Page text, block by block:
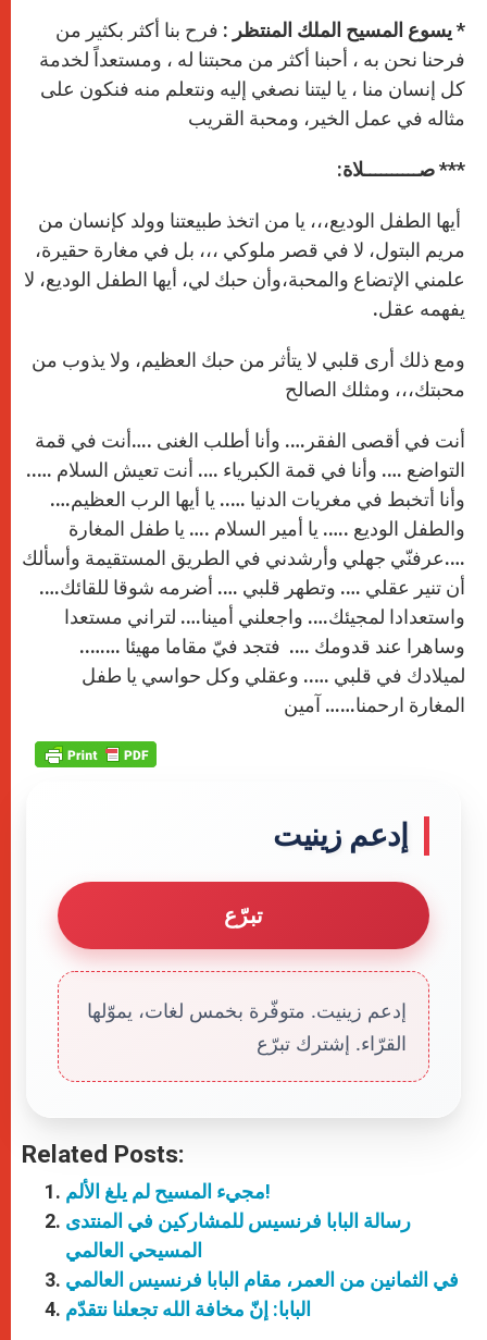
*يسوع المسيح الملك المنتظر : فرح بنا أكثر بكثير من
فرحنا نحن به ، أحبنا أكثر من محبتنا له ، ومستعداً لخدمة
كل إنسان منا ، يا ليتنا نصغي إليه ونتعلم منه فنكون على
مثاله في عمل الخير، ومحبة القريب
***صــــــــــلاة:
أيها الطفل الوديع،،، يا من اتخذ طبيعتنا وولد كإنسان من
مريم البتول، لا في قصر ملوكي ،،، بل في مغارة حقيرة،
علمني الإتضاع والمحبة،وأن حبك لي، أيها الطفل الوديع، لا
يفهمه عقل.
ومع ذلك أرى قلبي لا يتأثر من حبك العظيم، ولا يذوب من
محبتك،،، ومثلك الصالح
أنت في أقصى الفقر…. وأنا أطلب الغنى .…أنت في قمة
التواضع …. وأنا في قمة الكبرياء …. أنت تعيش السلام …..
وأنا أتخبط في مغريات الدنيا ….. يا أيها الرب العظيم….
والطفل الوديع .…. يا أمير السلام .… يا طفل المغارة
….عرفنّي جهلي وأرشدني في الطريق المستقيمة وأسألك
أن تنير عقلي …. وتطهر قلبي …. أضرمه شوقا للقائك….
واستعدادا لمجيئك…. واجعلني أمينا…. لتراني مستعدا
وساهرا عند قدومك …. فتجد فيّ مقاما مهيئا ……..
لميلادك في قلبي ….. وعقلي وكل حواسي يا طفل
المغارة ارحمنا…… آمين
إدعم زينيت
تبرّع
إدعم زينيت. متوفّرة بخمس لغات، يموّلها
القرّاء. إشترك تبرّع
Related Posts:
مجيء المسيح لم يلغ الألم!
رسالة البابا فرنسيس للمشاركين في المنتدى
المسيحي العالمي
في الثمانين من العمر، مقام البابا فرنسيس العالمي
البابا: إنّ مخافة الله تجعلنا نتقدّم